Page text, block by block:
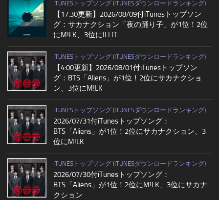
ITUNESトップソング (ITUNESダウンロードランキング)
【17:30更新】2026/08/09付iTunesトップソン
グ：サカナクション「夜の踊り子」が1位！2位
にM!LK、3位にILLIT
ITUNESトップソング (ITUNESダウンロードランキング)
【4:00更新】2026/08/01付iTunesトップソン
グ：BTS「Aliens」が1位！2位にサカナクショ
ン、3位にM!LK
ITUNESトップソング (ITUNESダウンロードランキング)
2026/07/31付iTunesトップソング：
BTS「Aliens」が1位！2位にサカナクション、3
位にM!LK
ITUNESトップソング (ITUNESダウンロードランキング)
2026/07/30付iTunesトップソング：
BTS「Aliens」が1位！2位にM!LK、3位にサカナ
クション